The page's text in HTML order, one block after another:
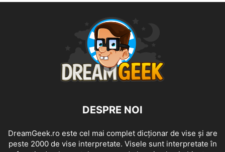
DESPRE NOI
DreamGeek.ro este cel mai complet dicționar de vise și are
peste 2000 de vise interpretate. Visele sunt interpretate în